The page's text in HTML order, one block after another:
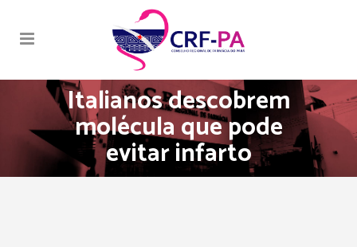
Italianos descobrem
molécula que pode
evitar infarto